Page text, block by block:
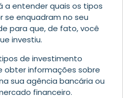
a entender quais os tipos
se enquadram no seu
para que, de fato, você
investiu.
de investimento
obter informações sobre
sua agência bancária ou
financeiro.